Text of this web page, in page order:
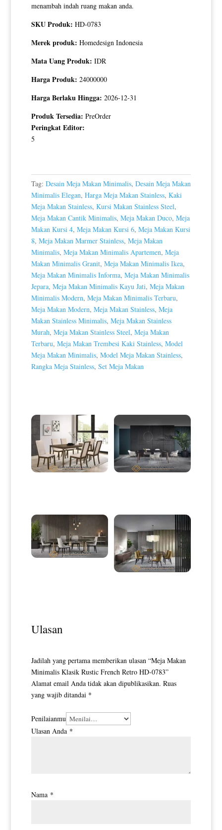
menambah indah ruang makan anda.
SKU Produk: HD-0783
Merek produk: Homedesign Indonesia
Mata Uang Produk: IDR
Harga Produk: 24000000
Harga Berlaku Hingga: 2026-12-31
Produk Tersedia: PreOrder
Peringkat Editor:
5
Tag: Desain Meja Makan Minimalis, Desain Meja Makan
Minimalis Elegan, Harga Meja Makan Stainless, Kaki
Meja Makan Stainless, Kursi Makan Stainless Steel,
Meja Makan Cantik Minimalis, Meja Makan Duco, Meja
Makan Kursi 4, Meja Makan Kursi 6, Meja Makan Kursi
8, Meja Makan Marmer Stainless, Meja Makan
Minimalis, Meja Makan Minimalis Apartemen, Meja
Makan Minimalis Granit, Meja Makan Minimalis Ikea,
Meja Makan Minimalis Informa, Meja Makan Minimalis
Jepara, Meja Makan Minimalis Kayu Jati, Meja Makan
Minimalis Modern, Meja Makan Minimalis Terbaru,
Meja Makan Modern, Meja Makan Stainless, Meja
Makan Stainless Minimalis, Meja Makan Stainless
Murah, Meja Makan Stainless Steel, Meja Makan
Terbaru, Meja Makan Trembesi Kaki Stainless, Model
Meja Makan Minimalis, Model Meja Makan Stainless,
Rangka Meja Stainless, Set Meja Makan
Ulasan
Jadilah yang pertama memberikan ulasan “Meja Makan
Minimalis Klasik Rustic French Retro HD-0783”
Alamat email Anda tidak akan dipublikasikan. Ruas
yang wajib ditandai *
Penilaianmu
Ulasan Anda *
Nama *